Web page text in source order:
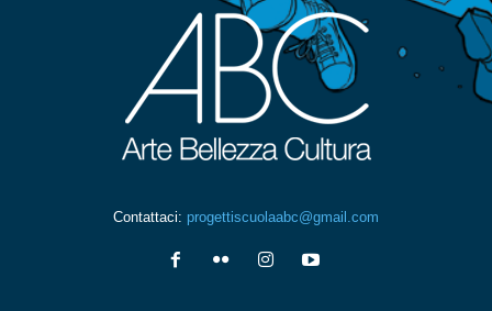
Contattaci: progettiscuolaabc@gmail.com